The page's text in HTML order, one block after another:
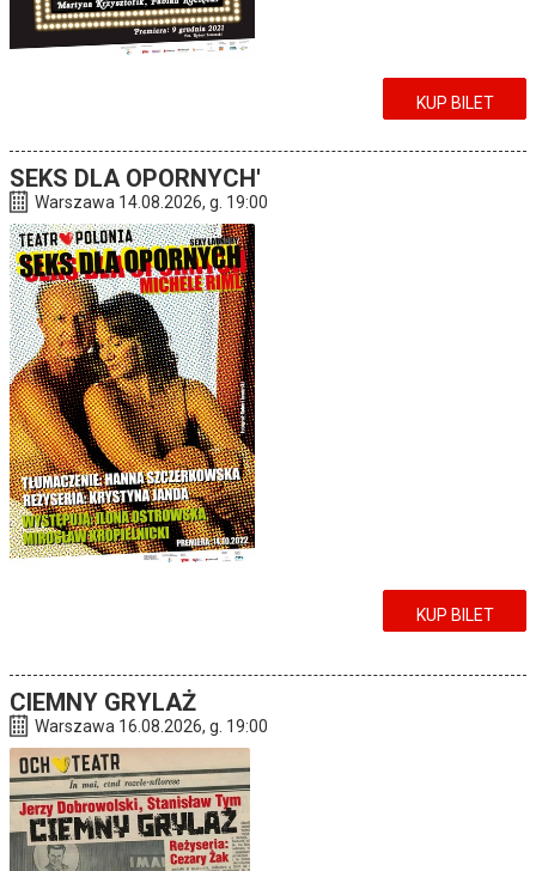
KUP BILET
SEKS DLA OPORNYCH'
Warszawa 14.08.2026, g. 19:00
KUP BILET
CIEMNY GRYLAŻ
Warszawa 16.08.2026, g. 19:00